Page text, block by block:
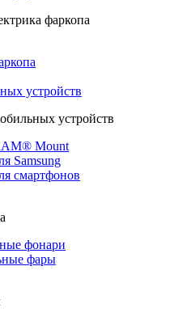
фаркопа
устройств
устройств
Mount
Samsung
смартфонов
фонари
фары